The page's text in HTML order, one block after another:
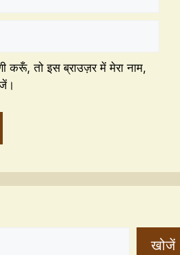
करूँ, तो इस ब्राउज़र में मेरा नाम,
खोजें